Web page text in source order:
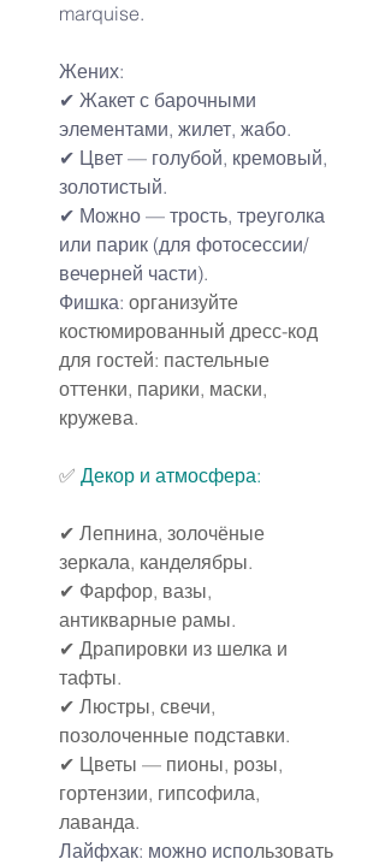
marquise.
Жених:
✔ Жакет с барочными
элементами, жилет, жабо.
✔ Цвет — голубой, кремовый,
золотистый.
✔ Можно — трость, треуголка
или парик (для фотосессии/
вечерней части).
Фишка: организуйте
костюмированный дресс-код
для гостей: пастельные
оттенки, парики, маски,
кружева.
✅ Декор и атмосфера:
✔ Лепнина, золочёные
зеркала, канделябры.
✔ Фарфор, вазы,
антикварные рамы.
✔ Драпировки из шелка и
тафты.
✔ Люстры, свечи,
позолоченные подставки.
✔ Цветы — пионы, розы,
гортензии, гипсофила,
лаванда.
Лайфхак: можно использовать